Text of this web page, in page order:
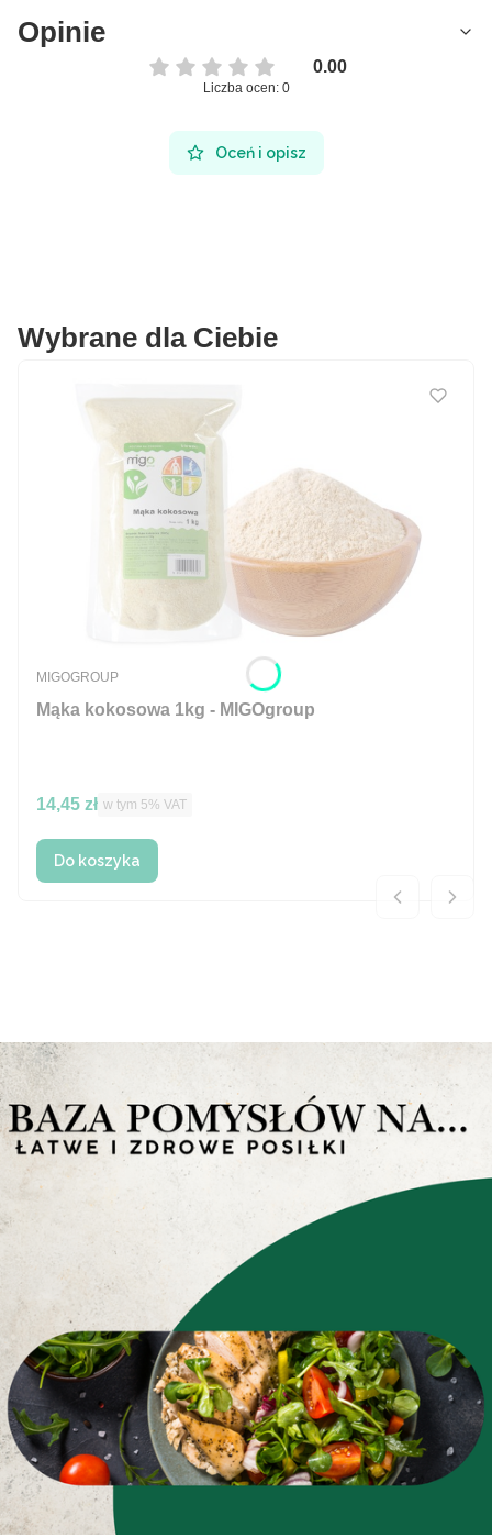
Opinie
0.00
Liczba ocen: 0
Oceń i opisz
Wybrane dla Ciebie
Mąka kokosowa 1kg - MIGOgroup
PRODUCENT
MIGOGROUP
Cena brutto
14,45 zł w tym %s VAT
w tym 5% VAT
Do koszyka